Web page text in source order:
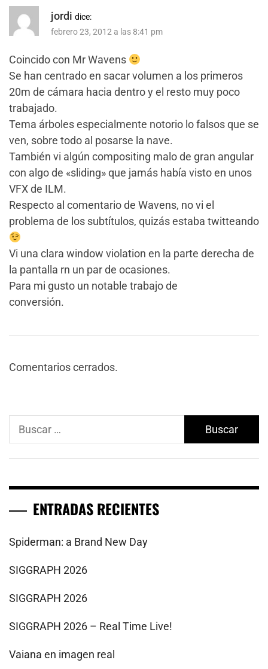
jordi dice:
febrero 23, 2012 a las 8:41 pm
Coincido con Mr Wavens
Se han centrado en sacar volumen a los primeros
20m de cámara hacia dentro y el resto muy poco
trabajado.
Tema árboles especialmente notorio lo falsos que se
ven, sobre todo al posarse la nave.
También vi algún compositing malo de gran angular
con algo de «sliding» que jamás había visto en unos
VFX de ILM.
Respecto al comentario de Wavens, no vi el
problema de los subtítulos, quizás estaba twitteando
Vi una clara window violation en la parte derecha de
la pantalla rn un par de ocasiones.
Para mi gusto un notable trabajo de
conversión.
Comentarios cerrados.
Buscar:
ENTRADAS RECIENTES
Spiderman: a Brand New Day
SIGGRAPH 2026
SIGGRAPH 2026
SIGGRAPH 2026 – Real Time Live!
Vaiana en imagen real